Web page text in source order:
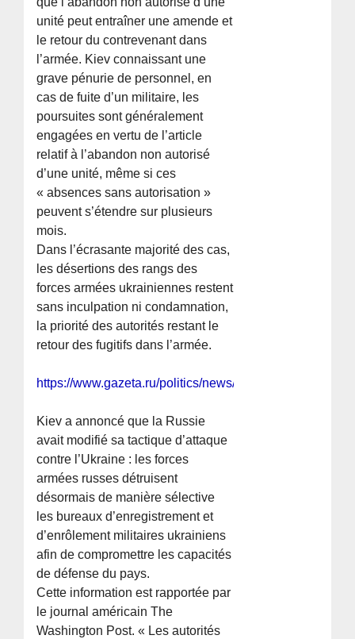
unité peut entraîner une amende et
le retour du contrevenant dans
l’armée. Kiev connaissant une
grave pénurie de personnel, en
cas de fuite d’un militaire, les
poursuites sont généralement
engagées en vertu de l’article
relatif à l’abandon non autorisé
d’une unité, même si ces
« absences sans autorisation »
peuvent s’étendre sur plusieurs
mois.
Dans l’écrasante majorité des cas,
les désertions des rangs des
forces armées ukrainiennes restent
sans inculpation ni condamnation,
la priorité des autorités restant le
retour des fugitifs dans l’armée.
https://www.gazeta.ru/politics/news/2025/07/09/
Kiev a annoncé que la Russie
avait modifié sa tactique d’attaque
contre l’Ukraine : les forces
armées russes détruisent
désormais de manière sélective
les bureaux d’enregistrement et
d’enrôlement militaires ukrainiens
afin de compromettre les capacités
de défense du pays.
Cette information est rapportée par
le journal américain The
Washington Post. « Les autorités